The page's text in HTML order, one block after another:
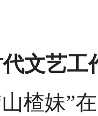
文艺工
妹”在